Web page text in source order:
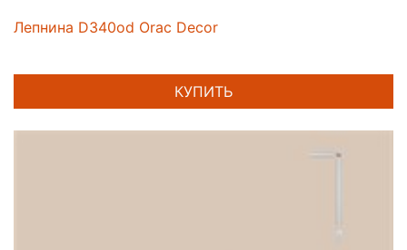
Лепнина D340od Orac Decor
КУПИТЬ